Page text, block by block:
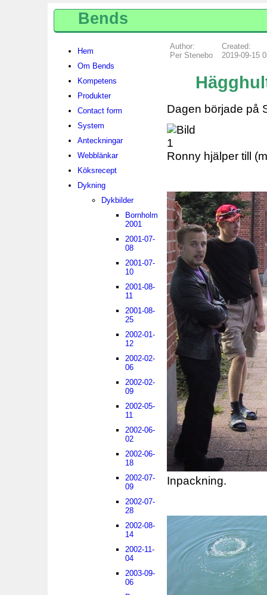
Bends
Hem
Om Bends
Kompetens
Produkter
Contact form
System
Anteckningar
Webblänkar
Köksrecept
Dykning
Dykbilder
Bornholm
2001
2001-07-
08
2001-07-
10
2001-08-
11
2001-08-
25
2002-01-
12
2002-02-
06
2002-02-
09
2002-05-
11
2002-06-
02
2002-06-
18
2002-07-
09
2002-07-
28
2002-08-
14
2002-11-
04
2003-09-
06
Author:
Per Stenebo
Created:
2019-09-15
Dagen började på
Ronny hjälper till
Inpackning.